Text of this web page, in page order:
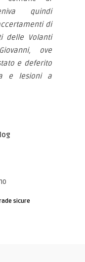
quindi
di
delle Volanti
ove
e deferito
e lesioni a
sicure